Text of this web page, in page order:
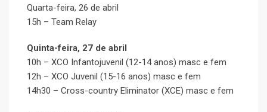
Quarta-feira, 26 de abril
15h – Team Relay
Quinta-feira, 27 de abril
10h – XCO Infantojuvenil (12-14 anos) masc e fem
12h – XCO Juvenil (15-16 anos) masc e fem
14h30 – Cross-country Eliminator (XCE) masc e fem